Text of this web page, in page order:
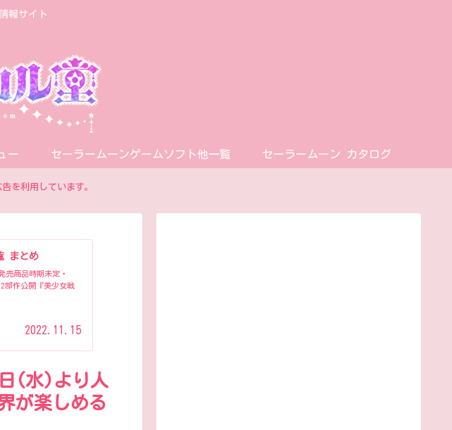
報サイト
ー セーラームーンゲームソフト他一覧 セーラームーン カタログ
を利用しています。
まとめ
売商品時期未定・
部作公開『美少女戦
2022.11.15
(水)より人
が楽しめる